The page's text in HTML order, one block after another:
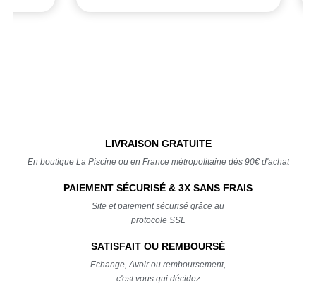
LIVRAISON GRATUITE
En boutique La Piscine ou en France métropolitaine dès 90€ d'achat
PAIEMENT SÉCURISÉ & 3X SANS FRAIS
Site et paiement sécurisé grâce au
protocole SSL
SATISFAIT OU REMBOURSÉ
Echange, Avoir ou remboursement,
c'est vous qui décidez